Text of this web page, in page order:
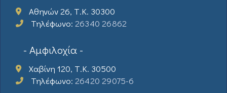
Αθηνών 26, Τ.Κ. 30300
Τηλέφωνο: 26340 26862
- Αμφιλοχία -
Χαβίνη 120, Τ.Κ. 30500
Τηλέφωνο: 26420 29075-6